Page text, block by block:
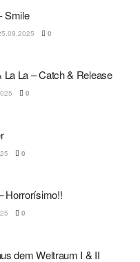
Smile
0
La – Catch & Release
0
0
Horrorísimo!!
0
dem Weltraum I & II